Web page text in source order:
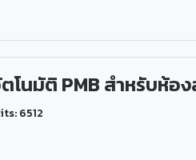
นมัติ PMB สำหรับห้อ
6512